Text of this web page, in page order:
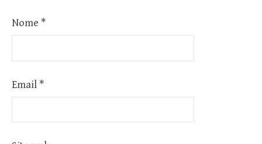
Nome *
Email *